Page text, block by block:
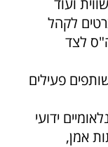
ועוד
לקהל
לצד
פעילים
ידועי
אמן,